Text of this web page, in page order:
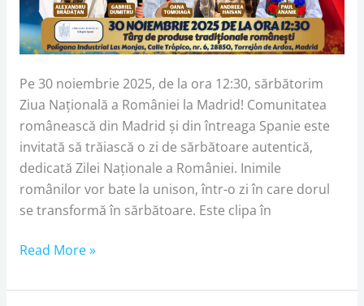
Pe 30 noiembrie 2025, de la ora 12:30, sărbătorim
Ziua Națională a României la Madrid! Comunitatea
românească din Madrid și din întreaga Spanie este
invitată să trăiască o zi de sărbătoare autentică,
dedicată Zilei Naționale a României. Inimile
românilor vor bate la unison, într-o zi în care dorul
se transformă în sărbătoare. Este clipa în
Read More »